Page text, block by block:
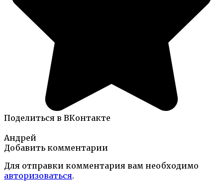
Поделиться в ВКонтакте
Андрей
Добавить комментарии
Для отправки комментария вам необходимо
авторизоваться.